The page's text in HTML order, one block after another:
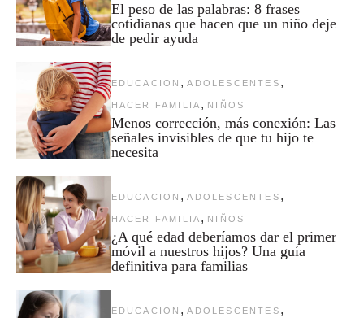
El peso de las palabras: 8 frases
cotidianas que hacen que un niño deje
de pedir ayuda
EDUCACION , ADOLESCENTES ,
HACER FAMILIA , NIÑOS
Menos corrección, más conexión: Las
señales invisibles de que tu hijo te
necesita
EDUCACION , ADOLESCENTES ,
HACER FAMILIA , NIÑOS
¿A qué edad deberíamos dar el primer
móvil a nuestros hijos? Una guía
definitiva para familias
EDUCACION , ADOLESCENTES ,